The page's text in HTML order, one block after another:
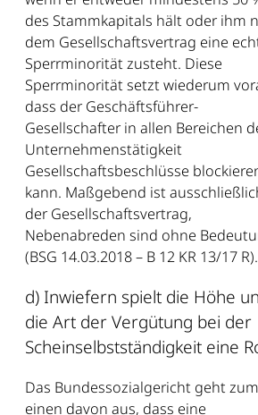
des Stammkapitals hält oder ihm
dem Gesellschaftsvertrag eine
Sperrminorität zusteht. Diese
Sperrminorität setzt wiederum
dass der Geschäftsführer-
Gesellschafter in allen Bereichen
Unternehmenstätigkeit
Gesellschaftsbeschlüsse
kann. Maßgebend ist
der Gesellschaftsvertrag,
Nebenabreden sind ohne
(BSG 14.03.2018 – B 12 KR 13/17 R).
d) Inwiefern spielt die Höhe
die Art der Vergütung bei der
Scheinselbstständigkeit eine
Das Bundessozialgericht geht zum
einen davon aus, dass eine